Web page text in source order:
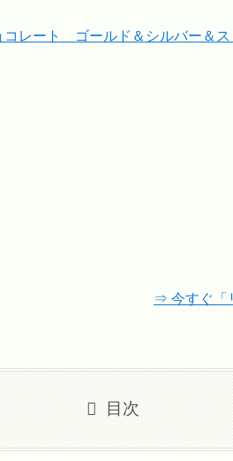
ート ゴールド＆シルバー＆ス
⇒ 今すぐ「
目次